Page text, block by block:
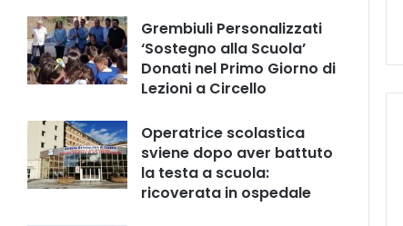
Grembiuli Personalizzati
‘Sostegno alla Scuola’
Donati nel Primo Giorno di
Lezioni a Circello
Operatrice scolastica
sviene dopo aver battuto
la testa a scuola:
ricoverata in ospedale